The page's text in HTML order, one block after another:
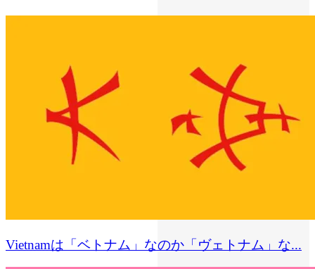
Vietnamは「ベトナム」なのか「ヴェトナム」な...